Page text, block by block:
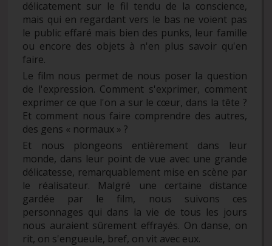
délicatement sur le fil tendu de la conscience,
mais qui en regardant vers le bas ne voient pas
le public effaré mais bien des punks, leur famille
ou encore des objets à n'en plus savoir qu'en
faire.
Le film nous permet de nous poser la question
de l'expression. Comment s'exprimer, comment
exprimer ce que l'on a sur le cœur, dans la tête ?
Et comment nous faire comprendre des autres,
des gens « normaux » ?
Et nous plongeons entièrement dans leur
monde, dans leur point de vue avec une grande
délicatesse, remarquablement mise en scène par
le réalisateur. Malgré une certaine distance
gardée par le film, nous suivons ces
personnages qui dans la vie de tous les jours
nous auraient sûrement effrayés. On danse, on
rit, on s'engueule, bref, on vit avec eux.